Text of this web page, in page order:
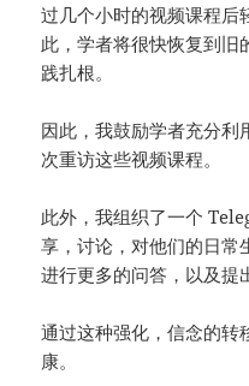
过几个小时的视频课程后
此，学者将很快恢复到旧
践扎根。
因此，我鼓励学者充分
次重访这些视频课程。
此外，我组织了一个
享，讨论，对他们的日常
进行更多的问答，以及提
通过这种强化，信念的转
康。